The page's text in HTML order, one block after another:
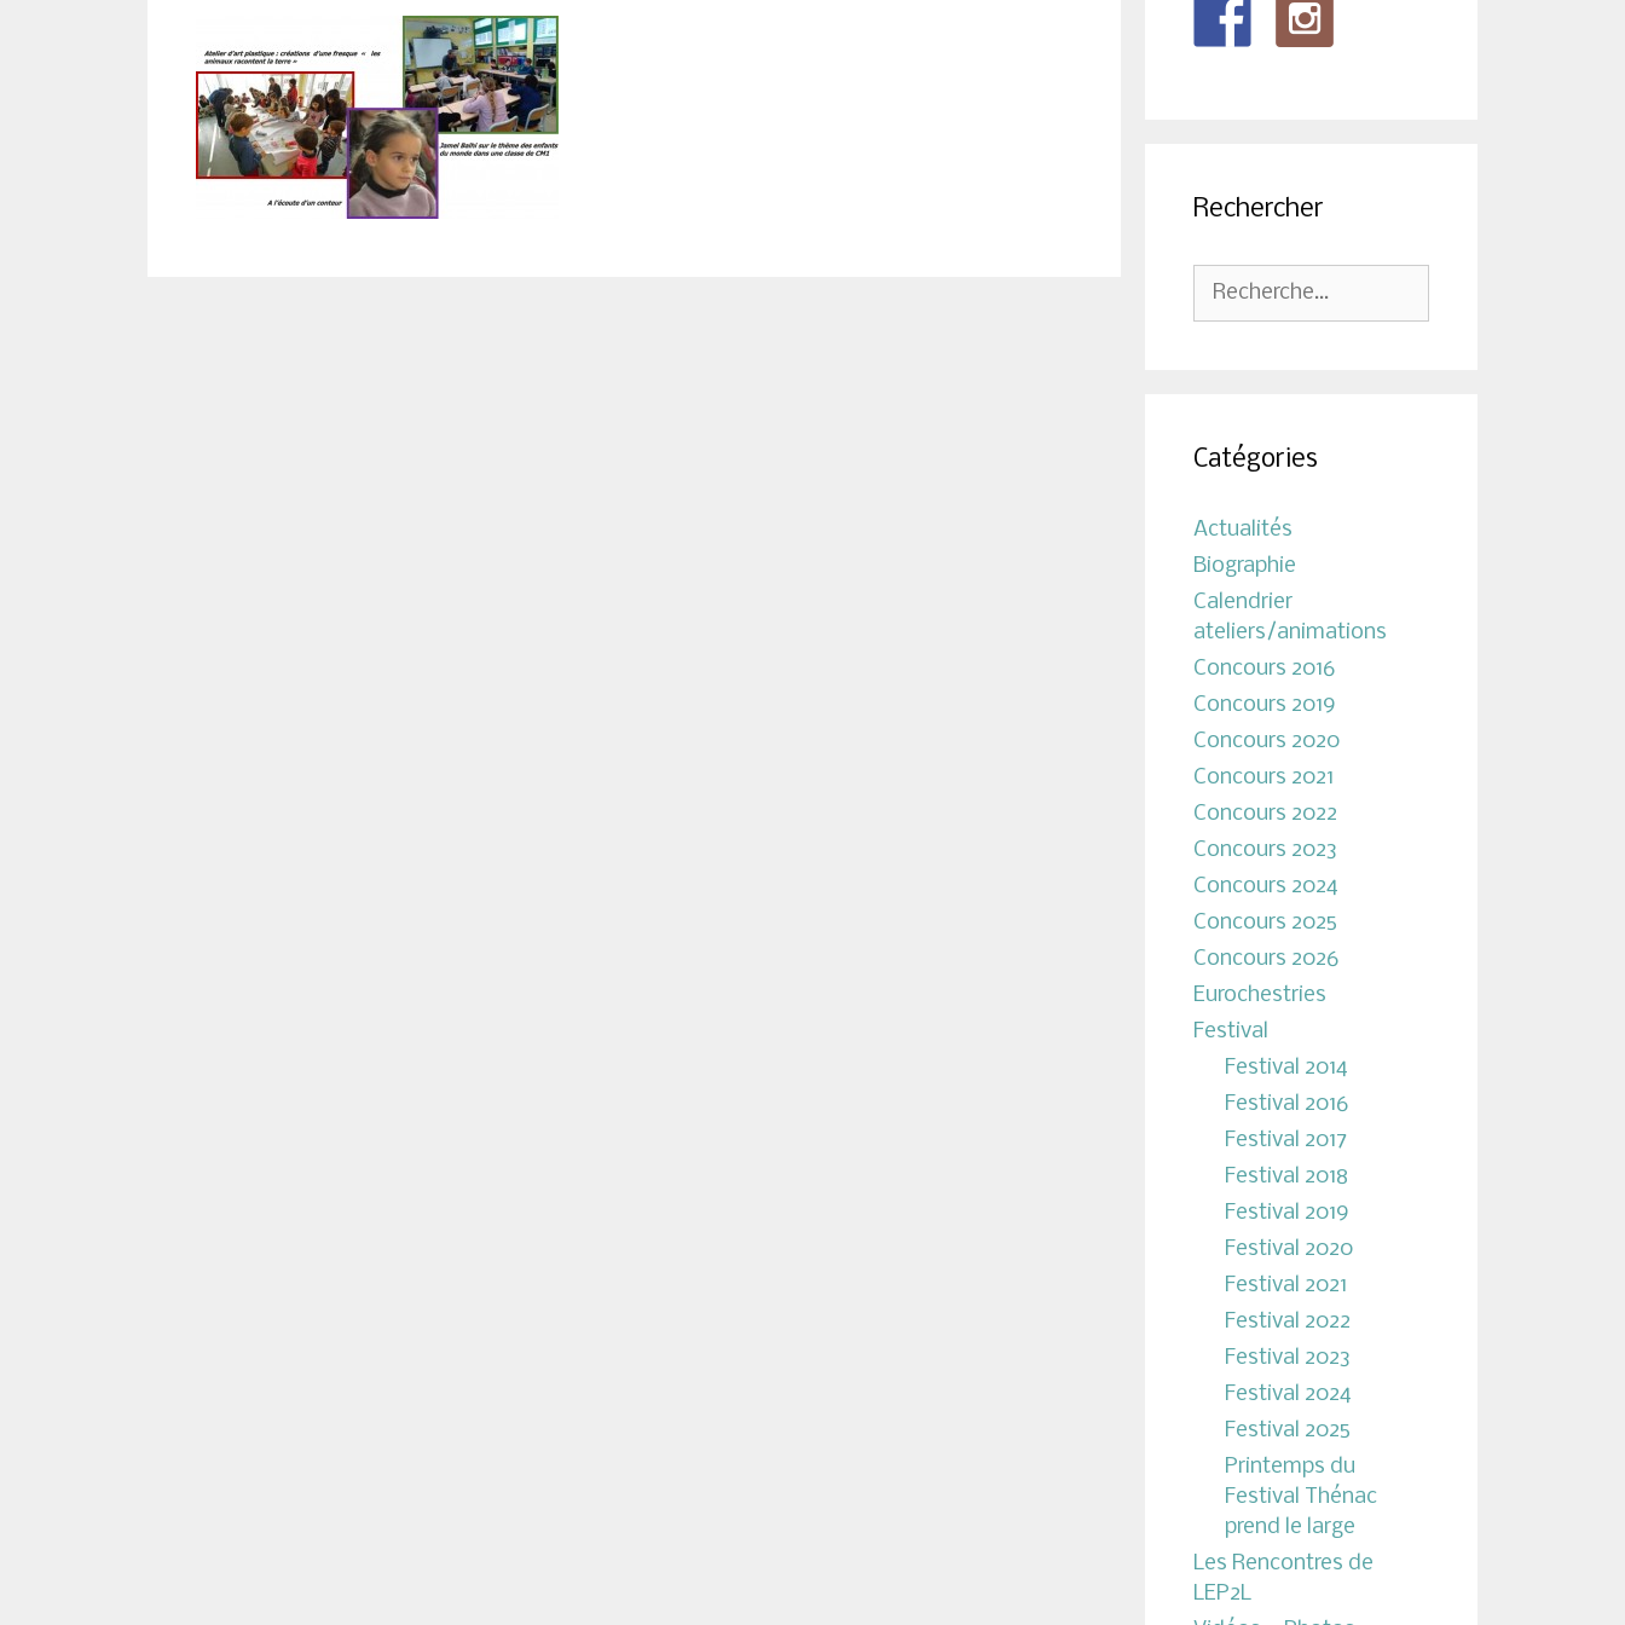
Rechercher
Rechercher :
Catégories
Actualités
Biographie
Calendrier
ateliers/animations
Concours 2016
Concours 2019
Concours 2020
Concours 2021
Concours 2022
Concours 2023
Concours 2024
Concours 2025
Concours 2026
Eurochestries
Festival
Festival 2014
Festival 2016
Festival 2017
Festival 2018
Festival 2019
Festival 2020
Festival 2021
Festival 2022
Festival 2023
Festival 2024
Festival 2025
Printemps du
Festival Thénac
prend le large
Les Rencontres de
LEP2L